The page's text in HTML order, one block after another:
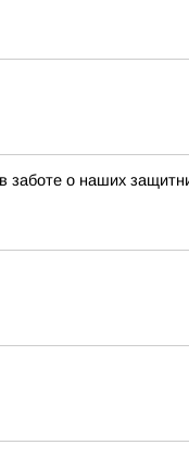
о наших